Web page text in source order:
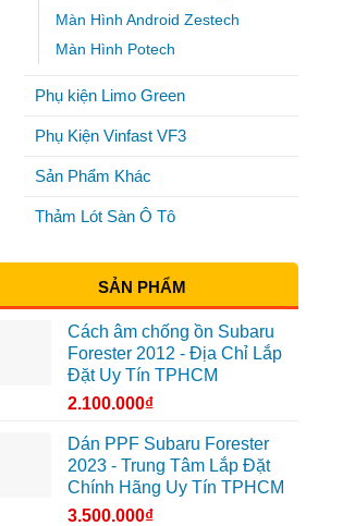
Màn Hình Android Zestech
Màn Hình Potech
Phụ kiện Limo Green
Phụ Kiện Vinfast VF3
Sản Phẩm Khác
Thảm Lót Sàn Ô Tô
SẢN PHẨM
Cách âm chống ồn Subaru
Forester 2012 - Địa Chỉ Lắp
Đặt Uy Tín TPHCM
2.100.000₫
Dán PPF Subaru Forester
2023 - Trung Tâm Lắp Đặt
Chính Hãng Uy Tín TPHCM
3.500.000₫